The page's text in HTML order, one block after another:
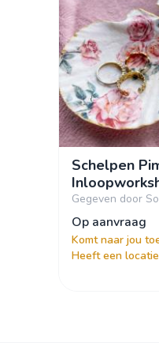
Schelpen
Gegeven door
op aanvraag
Komt naar jou
Heeft een